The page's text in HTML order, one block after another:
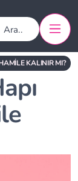
KALINIR MI?